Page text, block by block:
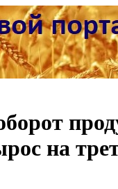
на